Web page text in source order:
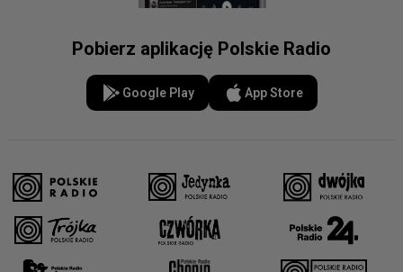
Pobierz aplikację Polskie Radio
Google Play App Store